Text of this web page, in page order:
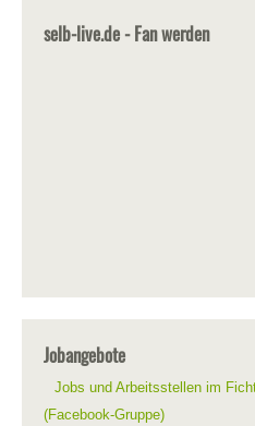
selb-live.de - Fan werden
Jobangebote
Jobs und Arbeitsstellen im
(Facebook-Gruppe)